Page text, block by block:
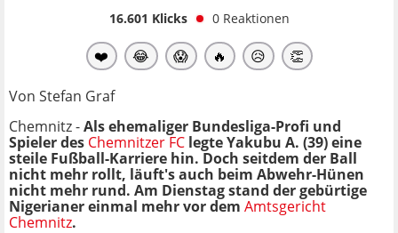
16.601 Klicks 0 Reaktionen
❤️ 😂 😱 🔥 😥 👏
Von Stefan Graf
Chemnitz -Als ehemaliger Bundesliga-Profi und
Spieler des Chemnitzer FC legte Yakubu A. (39) eine
steile Fußball-Karriere hin. Doch seitdem der Ball
nicht mehr rollt, läuft's auch beim Abwehr-Hünen
nicht mehr rund. Am Dienstag stand der gebürtige
Nigerianer einmal mehr vor dem Amtsgericht
Chemnitz.